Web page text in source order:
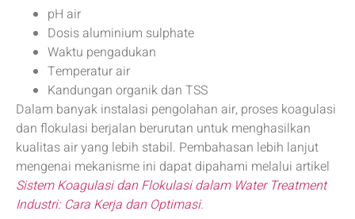
pH air
Dosis aluminium sulphate
Waktu pengadukan
Temperatur air
Kandungan organik dan TSS
Dalam banyak instalasi pengolahan air, proses koagulasi
dan flokulasi berjalan berurutan untuk menghasilkan
kualitas air yang lebih stabil. Pembahasan lebih lanjut
mengenai mekanisme ini dapat dipahami melalui artikel
Sistem Koagulasi dan Flokulasi dalam Water Treatment
Industri: Cara Kerja dan Optimasi.